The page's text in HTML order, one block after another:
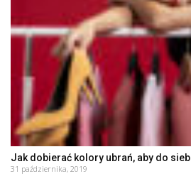
Jak dobierać kolory ubrań, aby do
31 października, 2019